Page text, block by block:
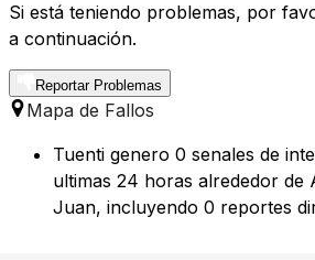
Si está teniendo problemas, por
a continuación.
Reportar Problemas
Mapa de Fallos
Tuenti genero 0 senales de
ultimas 24 horas alrededor de
Juan, incluyendo 0 reportes